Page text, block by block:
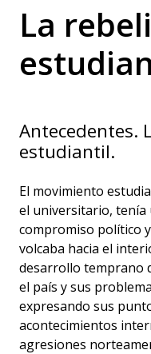
La
Antecedentes.
estudiantil.
El movimiento
el universitario, tenía
compromiso político
volcaba hacia el
desarrollo temprano
el país y sus
expresando sus
acontecimientos
agresiones